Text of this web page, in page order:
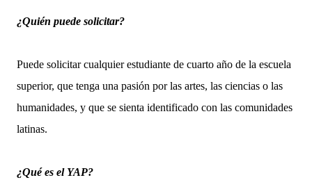
¿Quién puede solicitar?
Puede solicitar cualquier estudiante de cuarto año de la escuela
superior, que tenga una pasión por las artes, las ciencias o las
humanidades, y que se sienta identificado con las comunidades
latinas.
¿Qué es el YAP?